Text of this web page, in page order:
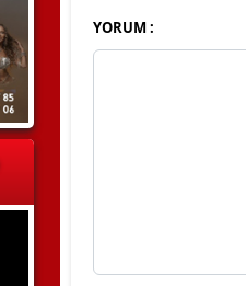
YORUM :